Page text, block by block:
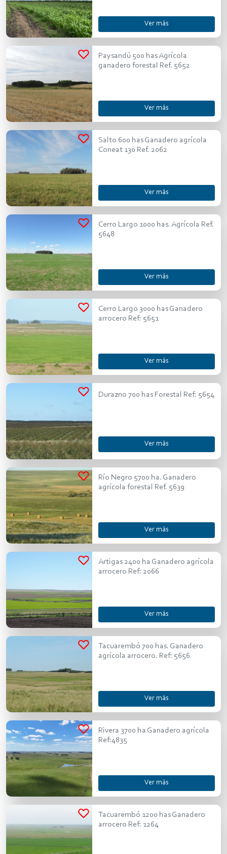
Ver más
Paysandú 500 has Agrícola
ganadero forestal Ref. 5652
Ver más
Salto 600 has Ganadero agrícola
Coneat 130 Ref. 2062
Ver más
Cerro Largo 1000 has. Agrícola Ref.
5648
Ver más
Cerro Largo 3000 has Ganadero
arrocero Ref: 5651
Ver más
Durazno 700 has Forestal Ref: 5654
Ver más
Río Negro 5700 ha. Ganadero
agrícola forestal Ref. 5639
Ver más
Artigas 2400 ha Ganadero agrícola
arrocero Ref: 2066
Ver más
Tacuarembó 700 has. Ganadero
agrícola arrocero. Ref: 5656
Ver más
Rivera 3700 ha Ganadero agrícola
Ref:4835
Ver más
Tacuarembó 1200 has Ganadero
arrocero Ref: 1264